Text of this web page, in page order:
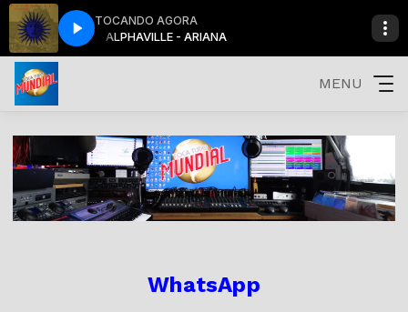
TOCANDO AGORA
ALPHAVILLE - ARIANA
MENU
WhatsApp